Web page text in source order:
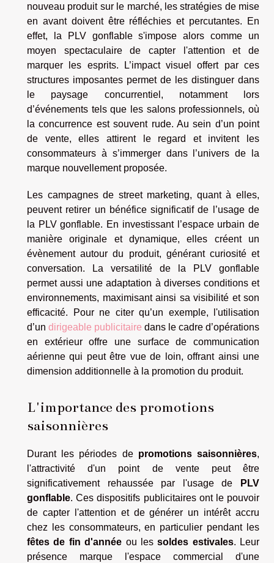
nouveau produit sur le marché, les stratégies de mise
en avant doivent être réfléchies et percutantes. En
effet, la PLV gonflable s'impose alors comme un
moyen spectaculaire de capter l'attention et de
marquer les esprits. L’impact visuel offert par ces
structures imposantes permet de les distinguer dans
le paysage concurrentiel, notamment lors
d’événements tels que les salons professionnels, où
la concurrence est souvent rude. Au sein d’un point
de vente, elles attirent le regard et invitent les
consommateurs à s’immerger dans l’univers de la
marque nouvellement proposée.
Les campagnes de street marketing, quant à elles,
peuvent retirer un bénéfice significatif de l’usage de
la PLV gonflable. En investissant l’espace urbain de
manière originale et dynamique, elles créent un
évènement autour du produit, générant curiosité et
conversation. La versatilité de la PLV gonflable
permet aussi une adaptation à diverses conditions et
environnements, maximisant ainsi sa visibilité et son
efficacité. Pour ne citer qu’un exemple, l'utilisation
d’un dirigeable publicitaire dans le cadre d’opérations
en extérieur offre une surface de communication
aérienne qui peut être vue de loin, offrant ainsi une
dimension additionnelle à la promotion du produit.
L'importance des promotions
saisonnières
Durant les périodes de promotions saisonnières,
l'attractivité d'un point de vente peut être
significativement rehaussée par l'usage de
PLV
gonflable. Ces dispositifs publicitaires ont le pouvoir
de capter l'attention et de générer un intérêt accru
chez les consommateurs, en particulier pendant les
fêtes de fin d'année ou lessoldes estivales. Leur
présence marque l'espace commercial d'une